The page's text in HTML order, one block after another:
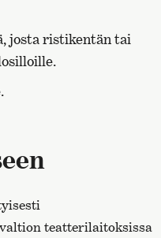
josta ristikentän tai
teatterilaitoksissa